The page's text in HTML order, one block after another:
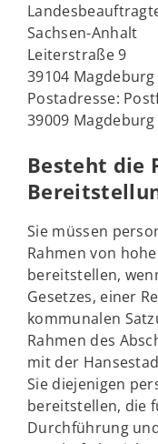
Sachsen-Anhalt
Leiterstraße 9
39104 Magdeburg
Postadresse:
39009 Magdeburg
Besteht die
Sie müssen
Rahmen von
bereitstellen,
Gesetzes, einer
kommunalen
Rahmen des
mit der
Sie diejenigen
bereitstellen, die
Durchführung